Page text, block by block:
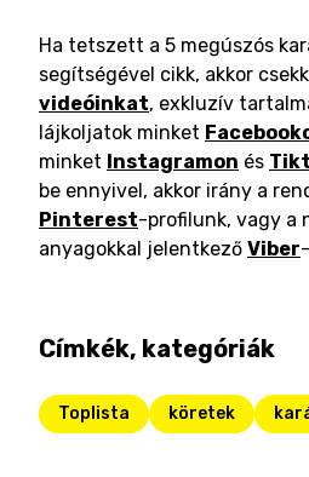
Ha tetszett a 5 megúszós
segítségével cikk, akkor
videóinkat, exkluzív
lájkoljatok minket
minket Instagramon és
be ennyivel, akkor irány a
Pinterest-profilunk, vagy a
anyagokkal jelentkező Viber
Címkék, kategóriák
Toplista köretek